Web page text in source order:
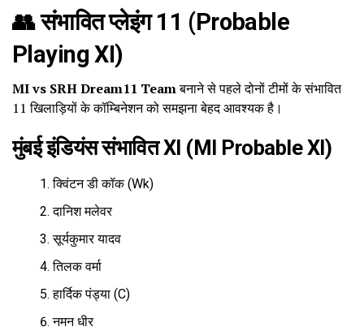
👥 संभावित प्लेइंग 11 (Probable
Playing XI)
MI vs SRH Dream11 Teamबनाने से पहले दोनों टीमों के संभावित
11 खिलाड़ियों के कॉम्बिनेशन को समझना बेहद आवश्यक है।
मुंबई इंडियंस संभावित XI (MI Probable XI)
क्विंटन डी कॉक (Wk)
दानिश मलेवर
सूर्यकुमार यादव
तिलक वर्मा
हार्दिक पंड्या (C)
नमन धीर